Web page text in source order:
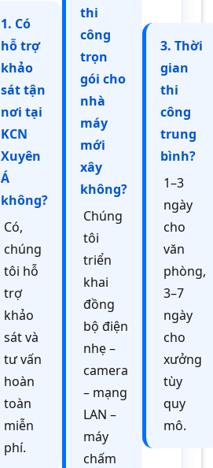
1. Có
hỗ trợ
khảo
sát tận
nơi tại
KCN
Xuyên
Á
không?
Có,
chúng
tôi hỗ
trợ
khảo
sát và
tư vấn
hoàn
toàn
miễn
phí.
thi
công
trọn
gói cho
nhà
máy
mới
xây
không?
Chúng
tôi
triển
khai
đồng
bộ điện
nhẹ –
camera
– mạng
LAN –
máy
chấm
3. Thời
gian
thi
công
trung
bình?
1–3
ngày
cho
văn
phòng,
3–7
ngày
cho
xưởng
tùy
quy
mô.